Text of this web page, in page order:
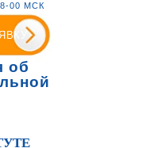
00 МСК
об